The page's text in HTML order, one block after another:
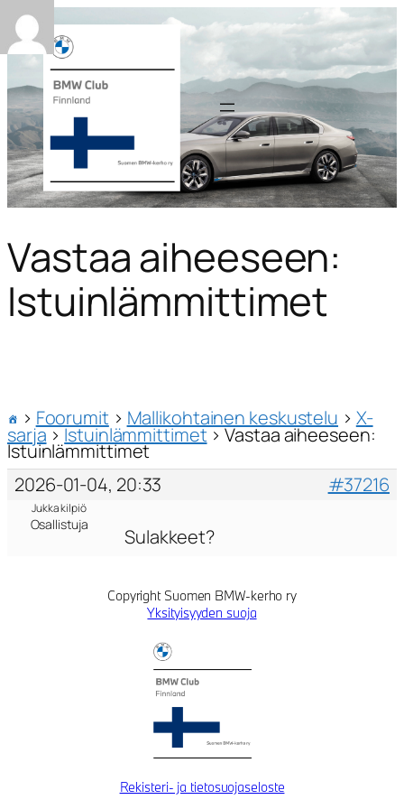
Vastaa aiheeseen:
Istuinlämmittimet
› Foorumit › Mallikohtainen keskustelu › X-
sarja›Istuinlämmittimet›Vastaa aiheeseen:
Istuinlämmittimet
2026-01-04, 20:33
#37216
Jukka kilpiö
Osallistuja
Sulakkeet?
Copyright Suomen BMW-kerho ry
Yksityisyyden suoja
Rekisteri- ja tietosuojaseloste